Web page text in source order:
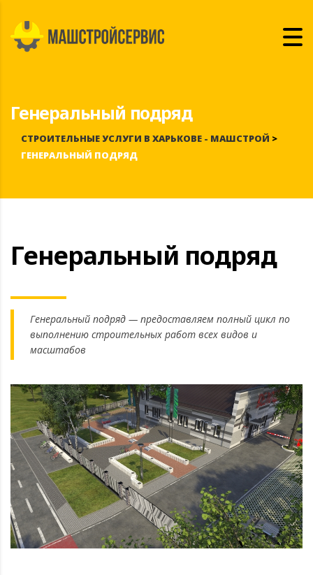
Генеральный подряд
СТРОИТЕЛЬНЫЕ УСЛУГИ В ХАРЬКОВЕ - МАШСТРОЙ >
ГЕНЕРАЛЬНЫЙ ПОДРЯД
Генеральный подряд
Генеральный подряд — предоставляем полный цикл по
выполнению строительных работ всех видов и
масштабов